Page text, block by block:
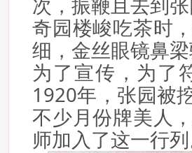
次，振鞭且去到张
奇园楼峻吃茶时
细，金丝眼镜鼻梁
为了宣传，为了
1920年，张园被
不少月份牌美人
师加入了这一行列